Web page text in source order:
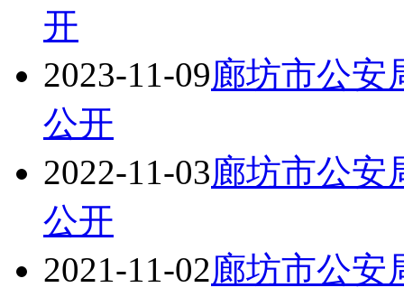
开
2023-11-09廊坊市公安
公开
2022-11-03廊坊市公安
公开
2021-11-02廊坊市公安